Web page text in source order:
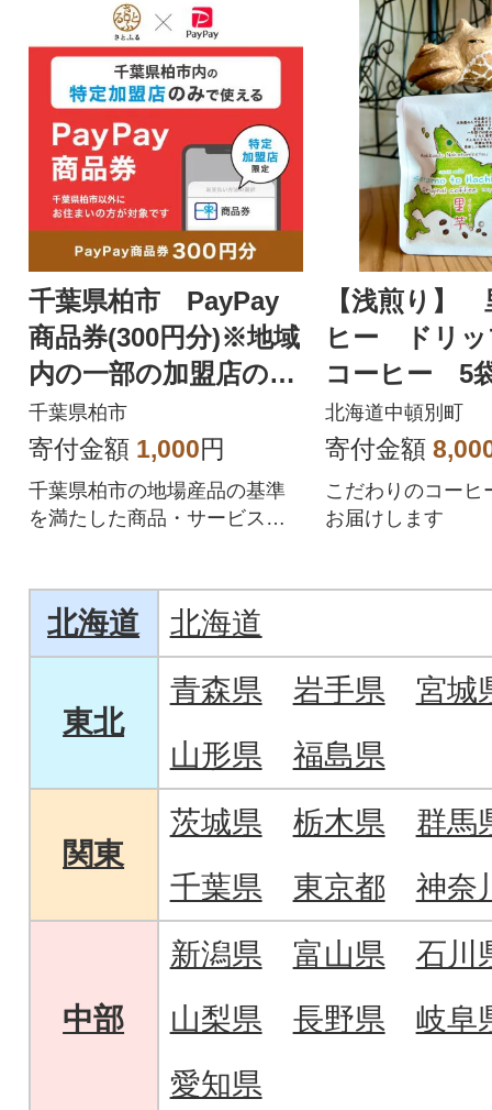
千葉県柏市 PayPay
商品券(300円分)※地域
内の一部の加盟店のみ
で利用可
千葉県柏市
寄付金額 1,000円
千葉県柏市の地場産品の基準
を満たした商品・サービスを
す。千葉県柏市在住の方はPay
Pay商品券を受け取れませんの
でご注意ください。
【浅煎り】
ヒー ドリッ
コーヒー 5
北海道中頓別町
寄付金額
こだわりのコーヒ
お届けします
北海道 北海道
東北
青森県 岩手県
宮城
山形県
福島県
関東
茨城県 栃木県
群馬
千葉県
東京都 神奈
中部
新潟県 富山県
石川
山梨県
長野県
岐阜
愛知県